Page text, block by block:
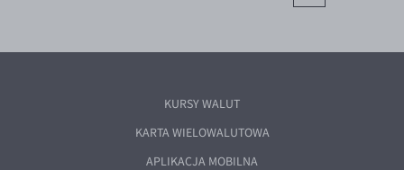
KURSY WALUT
KARTA WIELOWALUTOWA
APLIKACJA MOBILNA